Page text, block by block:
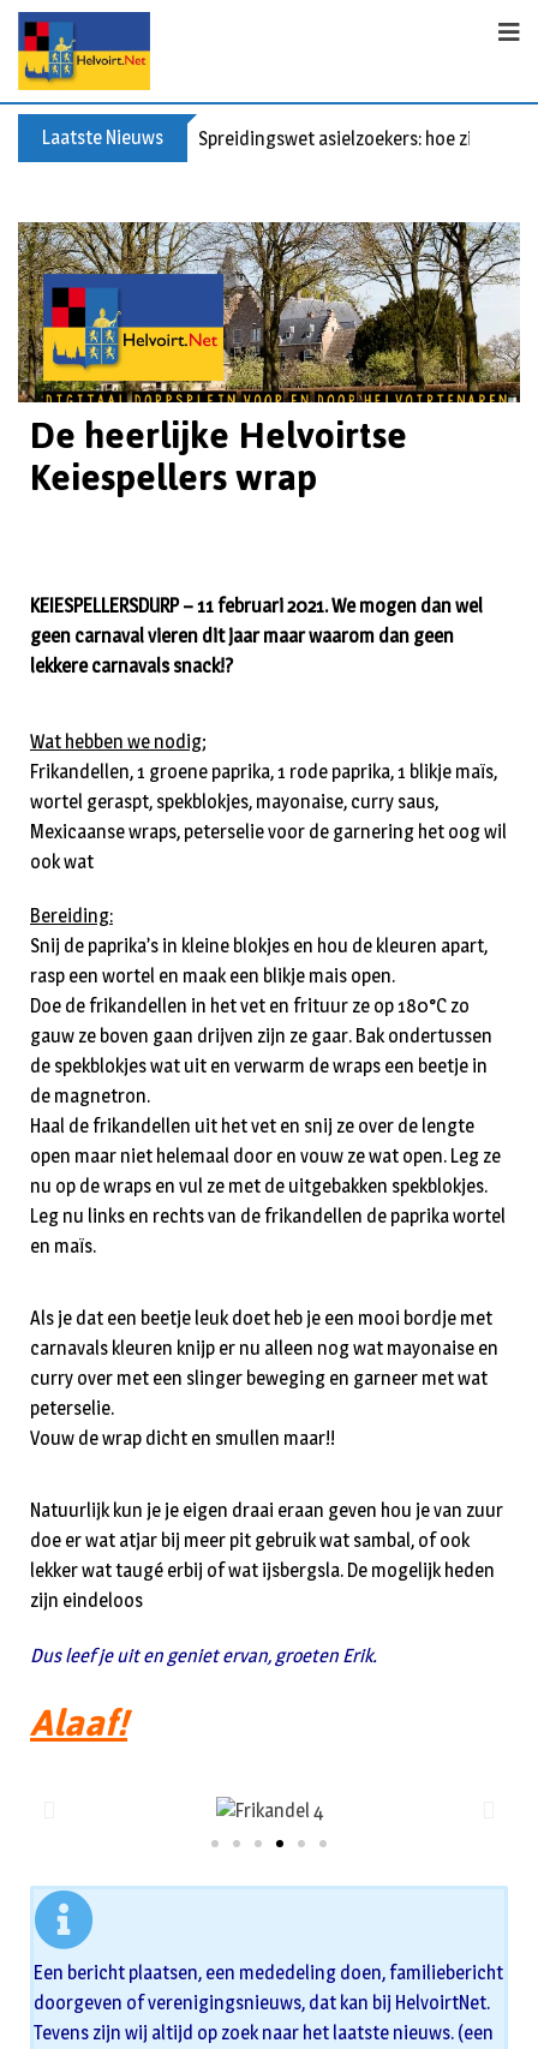
Laatste Nieuws Spreidingswet asielzoekers: hoe zit dat?
De heerlijke Helvoirtse
Keiespellers wrap
KEIESPELLERSDURP – 11 februari 2021. We mogen dan wel
geen carnaval vieren dit jaar maar waarom dan geen
lekkere carnavals snack!?
Wat hebben we nodig;
Frikandellen, 1 groene paprika, 1 rode paprika, 1 blikje maïs,
wortel geraspt, spekblokjes, mayonaise, curry saus,
Mexicaanse wraps, peterselie voor de garnering het oog wil
ook wat
Bereiding:
Snij de paprika’s in kleine blokjes en hou de kleuren apart,
rasp een wortel en maak een blikje mais open.
Doe de frikandellen in het vet en frituur ze op 180°C zo
gauw ze boven gaan drijven zijn ze gaar. Bak ondertussen
de spekblokjes wat uit en verwarm de wraps een beetje in
de magnetron.
Haal de frikandellen uit het vet en snij ze over de lengte
open maar niet helemaal door en vouw ze wat open. Leg ze
nu op de wraps en vul ze met de uitgebakken spekblokjes.
Leg nu links en rechts van de frikandellen de paprika wortel
en maïs.
Als je dat een beetje leuk doet heb je een mooi bordje met
carnavals kleuren knijp er nu alleen nog wat mayonaise en
curry over met een slinger beweging en garneer met wat
peterselie.
Vouw de wrap dicht en smullen maar!!
Natuurlijk kun je je eigen draai eraan geven hou je van zuur
doe er wat atjar bij meer pit gebruik wat sambal, of ook
lekker wat taugé erbij of wat ijsbergsla. De mogelijk heden
zijn eindeloos
Dus leef je uit en geniet ervan, groeten Erik.
Alaaf!
Een bericht plaatsen, een mededeling doen, familiebericht
doorgeven of verenigingsnieuws, dat kan bij HelvoirtNet.
Tevens zijn wij altijd op zoek naar het laatste nieuws. (een